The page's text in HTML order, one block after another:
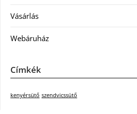
Vásárlás
Webáruház
Címkék
kenyérsütő szendvicssütő